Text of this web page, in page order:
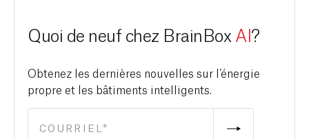
Quoi de neuf chez BrainBox AI?
Obtenez les dernières nouvelles sur l’énergie
propre et les bâtiments intelligents.